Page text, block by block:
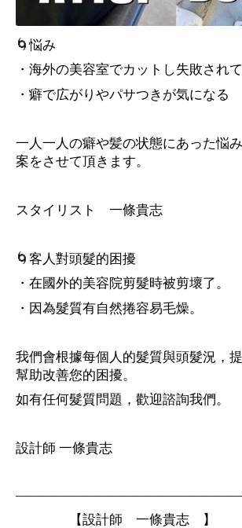
🌀悩み
・海外の美容室でカットし失敗され
・癖で広がりやパサつきが気になる
一人一人の癖や髪の状態にあった悩
案をさせて頂きます。
スタイリスト 一條貴志
🌀客人對頭髮的困擾
・在國外的美容院剪髮時被剪壞了。
・因為髮質有自然捲容易毛燥。
我們會根據每個人的髮質與頭髮況，
幫助改善您的困擾。
如有任何髮質問題，歡迎諮詢我們。
設計師 一條貴志
—————————————————
【設計師 一條貴志 】